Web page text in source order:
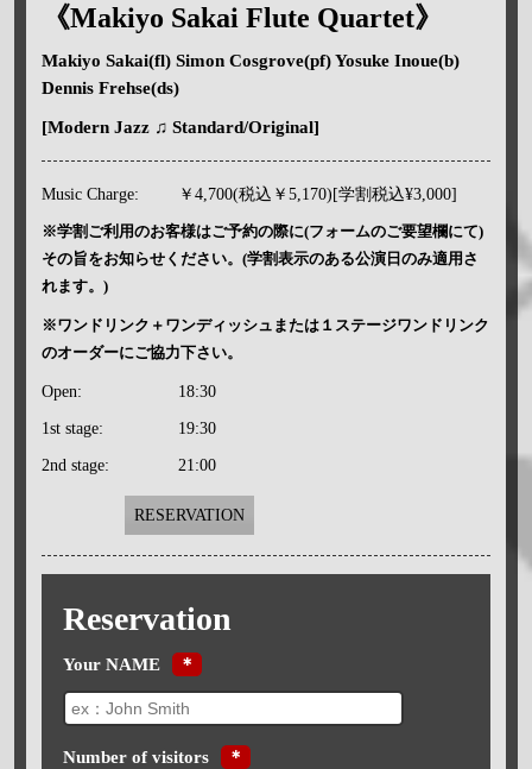
《Makiyo Sakai Flute Quartet》
Makiyo Sakai(fl) Simon Cosgrove(pf) Yosuke Inoue(b)
Dennis Frehse(ds)
[Modern Jazz ♫ Standard/Original]
Music Charge: ￥4,700(税込￥5,170)[学割税込¥3,000]
※学割ご利用のお客様はご予約の際に(フォームのご要望欄にて)
その旨をお知らせください。(学割表示のある公演日のみ適用さ
れます。)
※ワンドリンク＋ワンディッシュまたは１ステージワンドリンク
のオーダーにご協力下さい。
Open: 18:30
1st stage: 19:30
2nd stage: 21:00
RESERVATION
Reservation
Your NAME ＊
Number of visitors ＊